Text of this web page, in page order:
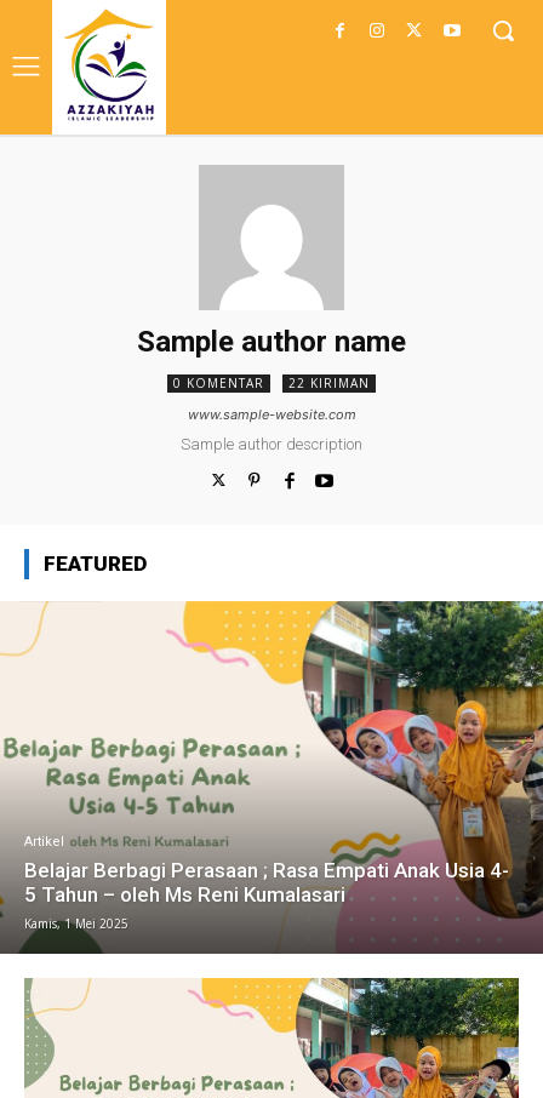
Sample author name
0 KOMENTAR
22 KIRIMAN
www.sample-website.com
Sample author description
FEATURED
Artikel
Belajar Berbagi Perasaan ; Rasa Empati Anak Usia 4-
5 Tahun – oleh Ms Reni Kumalasari
Kamis, 1 Mei 2025